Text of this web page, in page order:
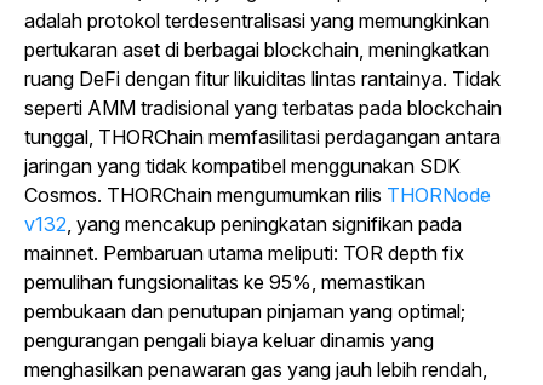
adalah protokol terdesentralisasi yang memungkinkan
pertukaran aset di berbagai blockchain, meningkatkan
ruang DeFi dengan fitur likuiditas lintas rantainya. Tidak
seperti AMM tradisional yang terbatas pada blockchain
tunggal, THORChain memfasilitasi perdagangan antara
jaringan yang tidak kompatibel menggunakan SDK
Cosmos. THORChain mengumumkan rilis THORNode
v132, yang mencakup peningkatan signifikan pada
mainnet. Pembaruan utama meliputi: TOR depth fix
pemulihan fungsionalitas ke 95%, memastikan
pembukaan dan penutupan pinjaman yang optimal;
pengurangan pengali biaya keluar dinamis yang
menghasilkan penawaran gas yang jauh lebih rendah,